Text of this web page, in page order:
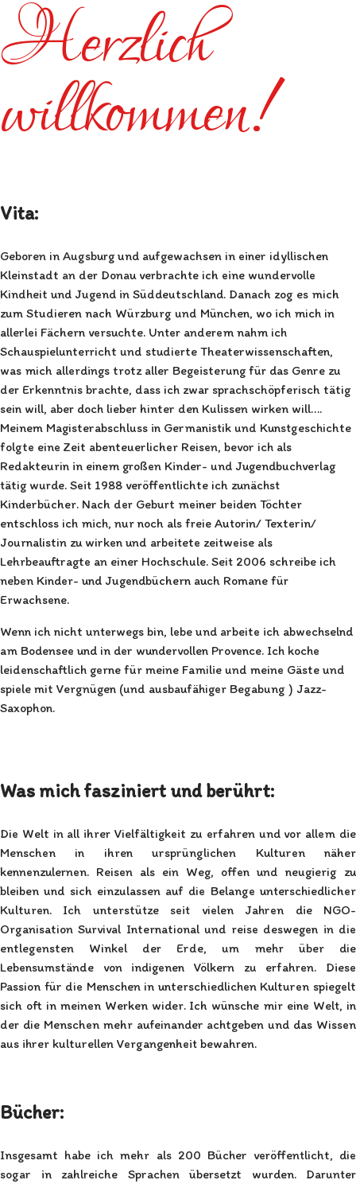
Herzlich
willkommen!
Vita:
Geboren in Augsburg und aufgewachsen in einer idyllischen
Kleinstadt an der Donau verbrachte ich eine wundervolle
Kindheit und Jugend in Süddeutschland. Danach zog es mich
zum Studieren nach Würzburg und München, wo ich mich in
allerlei Fächern versuchte. Unter anderem nahm ich
Schauspielunterricht und studierte Theaterwissenschaften,
was mich allerdings trotz aller Begeisterung für das Genre zu
der Erkenntnis brachte, dass ich zwar sprachschöpferisch tätig
sein will, aber doch lieber hinter den Kulissen wirken will….
Meinem Magisterabschluss in Germanistik und Kunstgeschichte
folgte eine Zeit abenteuerlicher Reisen, bevor ich als
Redakteurin in einem großen Kinder- und Jugendbuchverlag
tätig wurde. Seit 1988 veröffentlichte ich zunächst
Kinderbücher. Nach der Geburt meiner beiden Töchter
entschloss ich mich, nur noch als freie Autorin/ Texterin/
Journalistin zu wirken und arbeitete zeitweise als
Lehrbeauftragte an einer Hochschule. Seit 2006 schreibe ich
neben Kinder- und Jugendbüchern auch Romane für
Erwachsene.
Wenn ich nicht unterwegs bin, lebe und arbeite ich abwechselnd
am Bodensee und in der wundervollen Provence. Ich koche
leidenschaftlich gerne für meine Familie und meine Gäste und
spiele mit Vergnügen (und ausbaufähiger Begabung ) Jazz-
Saxophon.
Was mich fasziniert und berührt:
Die Welt in all ihrer Vielfältigkeit zu erfahren und vor allem die
Menschen in ihren ursprünglichen Kulturen näher
kennenzulernen. Reisen als ein Weg, offen und neugierig zu
bleiben und sich einzulassen auf die Belange unterschiedlicher
Kulturen. Ich unterstütze seit vielen Jahren die NGO-
Organisation Survival International und reise deswegen in die
entlegensten Winkel der Erde, um mehr über die
Lebensumstände von indigenen Völkern zu erfahren. Diese
Passion für die Menschen in unterschiedlichen Kulturen spiegelt
sich oft in meinen Werken wider. Ich wünsche mir eine Welt, in
der die Menschen mehr aufeinander achtgeben und das Wissen
aus ihrer kulturellen Vergangenheit bewahren.
Bücher:
Insgesamt habe ich mehr als 200 Bücher veröffentlicht, die
sogar in zahlreiche Sprachen übersetzt wurden. Darunter